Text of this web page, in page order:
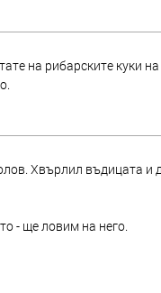
на рибарските куки
Хвърлил въдицата
- ще ловим на него.